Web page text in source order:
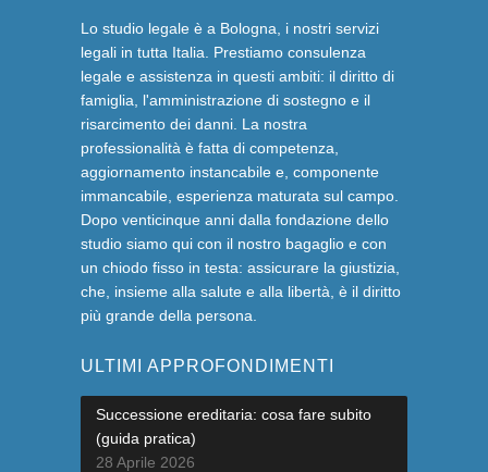
Lo studio legale è a Bologna, i nostri servizi
legali in tutta Italia. Prestiamo consulenza
legale e assistenza in questi ambiti: il diritto di
famiglia, l'amministrazione di sostegno e il
risarcimento dei danni. La nostra
professionalità è fatta di competenza,
aggiornamento instancabile e, componente
immancabile, esperienza maturata sul campo.
Dopo venticinque anni dalla fondazione dello
studio siamo qui con il nostro bagaglio e con
un chiodo fisso in testa: assicurare la giustizia,
che, insieme alla salute e alla libertà, è il diritto
più grande della persona.
ULTIMI APPROFONDIMENTI
Successione ereditaria: cosa fare subito
(guida pratica)
28 Aprile 2026